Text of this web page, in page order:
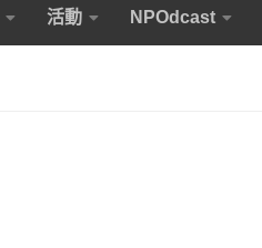
活動 NPOdcast